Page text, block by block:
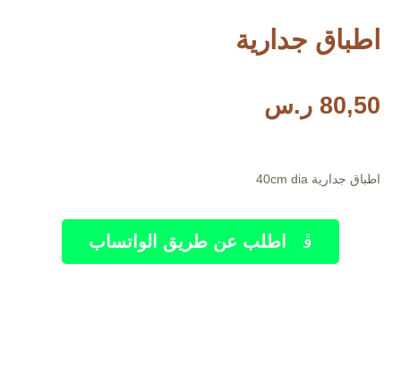
اطباق جدارية
80,50 ر.س
اطباق جدارية 40cm dia
اطلب عن طريق الواتساب